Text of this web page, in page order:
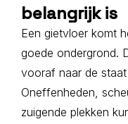
belangrijk is
Een gietvloer komt
goede ondergrond.
vooraf naar de
Oneffenheden,
zuigende plekken